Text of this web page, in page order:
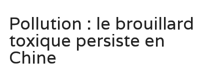
Pollution : le brouillard
toxique persiste en
Chine